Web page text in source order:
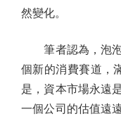
然變化。
筆者認為，泡泡
個新的消費賽道，
是，資本市場永遠
一個公司的估值遠